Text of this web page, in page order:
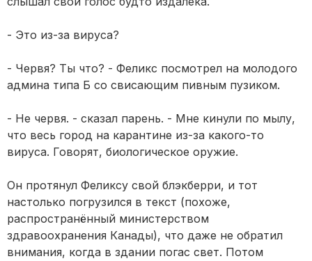
- Это из-за вируса?
- Червя? Ты что? - Феликс посмотрел на молодого
админа типа Б со свисающим пивным пузиком.
- Не червя. - сказал парень. - Мне кинули по мылу,
что весь город на карантине из-за какого-то
вируса. Говорят, биологическое оружие.
Он протянул Феликсу свой блэкберри, и тот
настолько погрузился в текст (похоже,
распространённый министерством
здравоохранения Канады), что даже не обратил
внимания, когда в здании погас свет. Потом